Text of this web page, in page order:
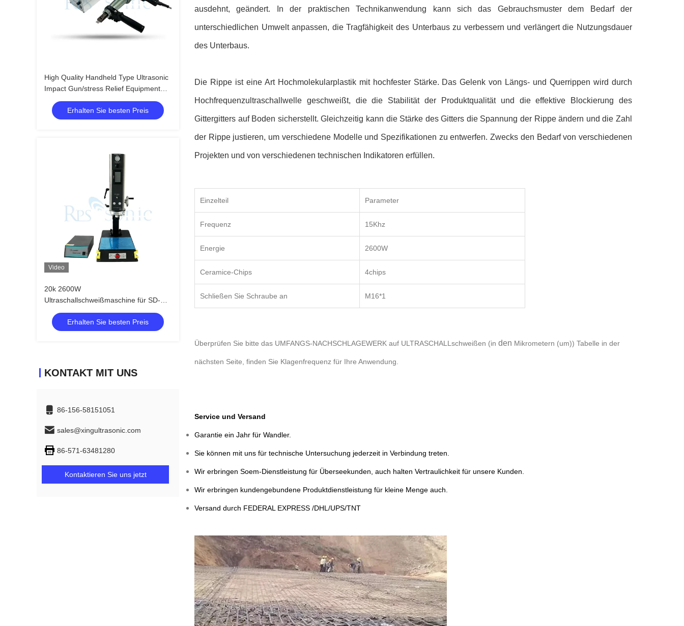
High Quality Handheld Type Ultrasonic
Impact Gun/stress Relief Equipment
Ultrasonic Impact Treatment
Erhalten Sie besten Preis
Video
20k 2600W
Ultraschallschweißmaschine für SD-
Karten
Erhalten Sie besten Preis
KONTAKT MIT UNS
86-156-58151051
sales@xingultrasonic.com
86-571-63481280
Kontaktieren Sie uns jetzt
ausdehnt, geändert. In der praktischen Technikanwendung kann sich das Gebrauchsmuster dem Bedarf der
unterschiedlichen Umwelt anpassen, die Tragfähigkeit des Unterbaus zu verbessern und verlängert die Nutzungsdauer
des Unterbaus.
Die Rippe ist eine Art Hochmolekularplastik mit hochfester Stärke. Das Gelenk von Längs- und Querrippen wird durch
Hochfrequenzultraschallwelle geschweißt, die die Stabilität der Produktqualität und die effektive Blockierung des
Gittergitters auf Boden sicherstellt. Gleichzeitig kann die Stärke des Gitters die Spannung der Rippe ändern und die Zahl
der Rippe justieren, um verschiedene Modelle und Spezifikationen zu entwerfen. Zwecks den Bedarf von verschiedenen
Projekten und von verschiedenen technischen Indikatoren erfüllen.
Einzelteil Parameter
Frequenz 15Khz
Energie 2600W
Ceramice-Chips 4chips
Schließen Sie Schraube an M16*1
Überprüfen Sie bitte das UMFANGS-NACHSCHLAGEWERK auf ULTRASCHALLschweißen (in den Mikrometern (um)) Tabelle in der
nächsten Seite, finden Sie Klagenfrequenz für Ihre Anwendung.
Service und Versand
Garantie ein Jahr für Wandler.
Sie können mit uns für technische Untersuchung jederzeit in Verbindung treten.
Wir erbringen Soem-Dienstleistung für Überseekunden, auch halten Vertraulichkeit für unsere Kunden.
Wir erbringen kundengebundene Produktdienstleistung für kleine Menge auch.
Versand durch FEDERAL EXPRESS /DHL/UPS/TNT